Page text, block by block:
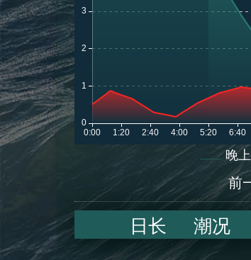
晚
前
日长 潮况